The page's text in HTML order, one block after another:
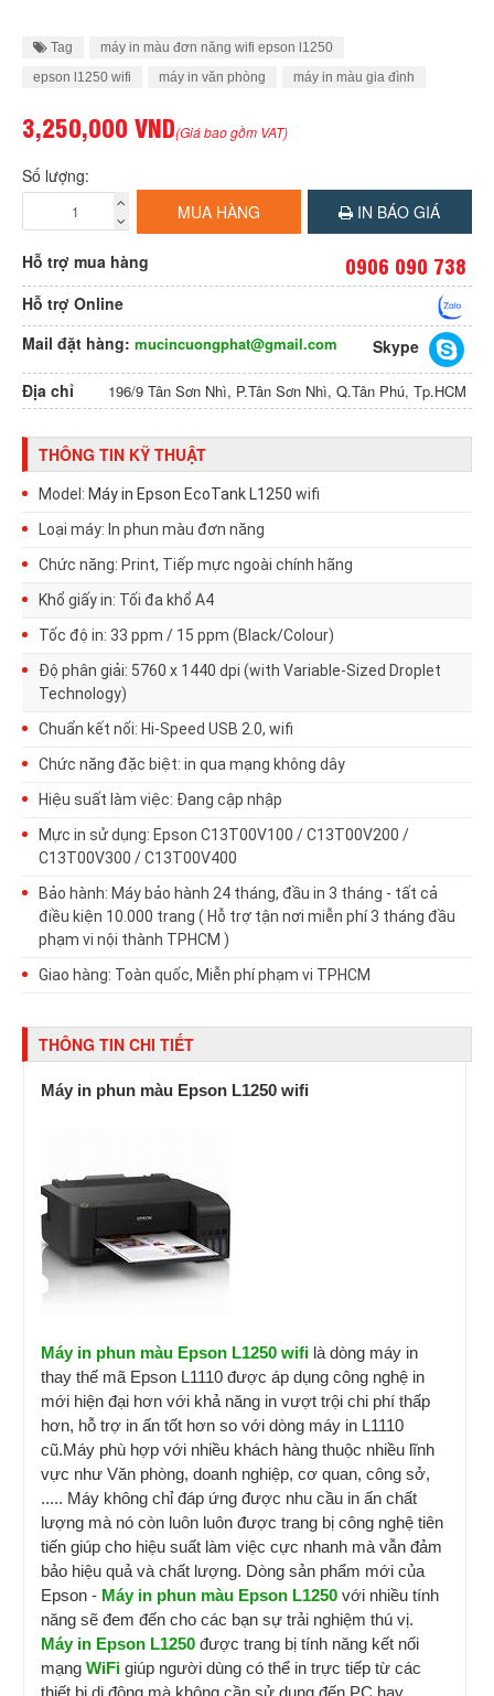
Tag
máy in màu đơn năng wifi epson l1250
epson l1250 wifi
máy in văn phòng máy in màu gia đình
3,250,000 VND(Giá bao gồm VAT)
Số lượng:
MUA HÀNG
IN BÁO GIÁ
Hỗ trợ mua hàng 0906 090 738
Hỗ trợ Online
Mail đặt hàng: mucincuongphat@gmail.com
Skype
Địa chỉ
196/9 Tân Sơn Nhì, P.Tân Sơn Nhì, Q.Tân Phú, Tp.HCM
THÔNG TIN KỸ THUẬT
Model: Máy in Epson EcoTank L1250 wifi
Loại máy: In phun màu đơn năng
Chức năng: Print, Tiếp mực ngoài chính hãng
Khổ giấy in: Tối đa khổ A4
Tốc độ in: 33 ppm / 15 ppm (Black/Colour)
Độ phân giải: 5760 x 1440 dpi (with Variable-Sized Droplet
Technology)
Chuẩn kết nối: Hi-Speed USB 2.0, wifi
Chức năng đặc biệt: in qua mạng không dây
Hiệu suất làm việc: Đang cập nhập
Mực in sử dụng: Epson C13T00V100 / C13T00V200 /
C13T00V300 / C13T00V400
Bảo hành: Máy bảo hành 24 tháng, đầu in 3 tháng - tất cả
điều kiện 10.000 trang (Hỗ trợ tận nơi miễn phí 3 tháng đầu
phạm vi nội thành TPHCM )
Giao hàng: Toàn quốc, Miễn phí phạm vi TPHCM
THÔNG TIN CHI TIẾT
Máy in phun màu Epson L1250 wifi
Máy in phun màu Epson L1250 wifi là dòng máy in
thay thế mã Epson L1110 được áp dụng công nghệ in
mới hiện đại hơn với khả năng in vượt trội chi phí thấp
hơn, hỗ trợ in ấn tốt hơn so với dòng máy in L1110
cũ.Máy phù hợp với nhiều khách hàng thuộc nhiều lĩnh
vực như Văn phòng, doanh nghiệp, cơ quan, công sở,
..... Máy không chỉ đáp ứng được nhu cầu in ấn chất
lượng mà nó còn luôn luôn được trang bị công nghệ tiên
tiến giúp cho hiệu suất làm việc cực nhanh mà vẫn đảm
bảo hiệu quả và chất lượng. Dòng sản phẩm mới của
Epson - Máy in phun màu Epson L1250 với nhiều tính
năng sẽ đem đến cho các bạn sự trải nghiệm thú vị.
Máy in Epson L1250 được trang bị tính năng kết nối
mạng WiFi giúp người dùng có thể in trực tiếp từ các
thiết bị di động mà không cần sử dụng đến PC hay